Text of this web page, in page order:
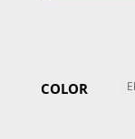
COLOR